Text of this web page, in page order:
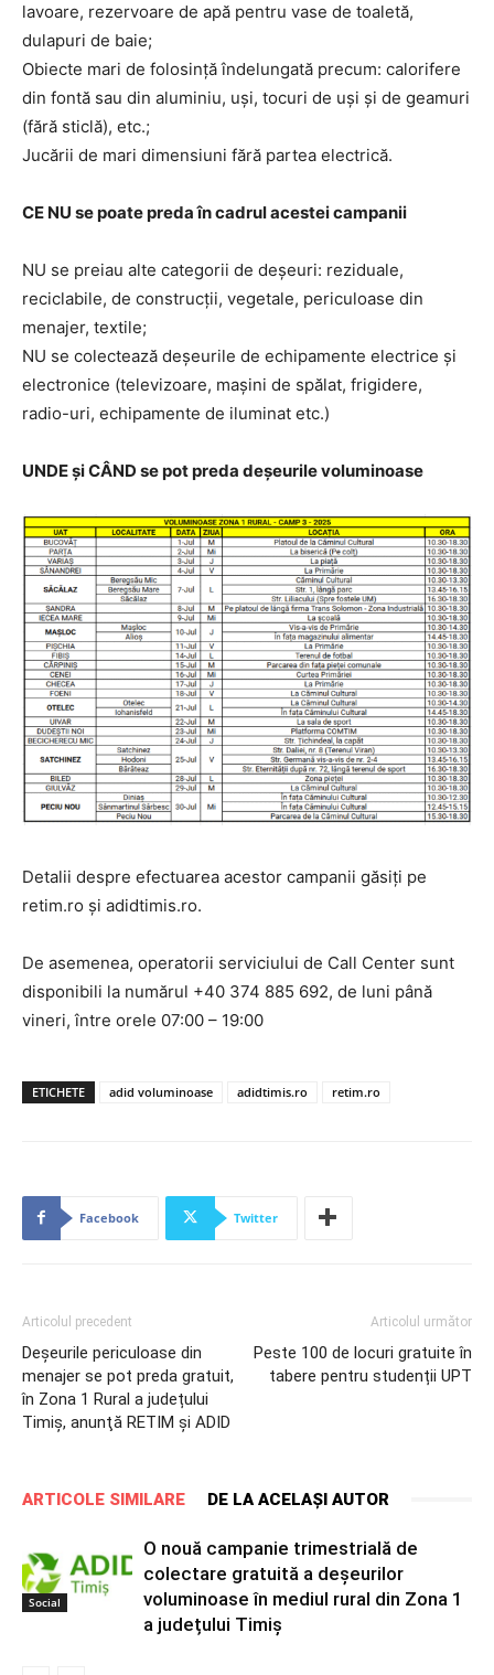
lavoare, rezervoare de apă pentru vase de toaletă,
dulapuri de baie;
Obiecte mari de folosință îndelungată precum: calorifere
din fontă sau din aluminiu, uși, tocuri de uși şi de geamuri
(fără sticlă), etc.;
Jucării de mari dimensiuni fără partea electrică.
CE NU se poate preda în cadrul acestei campanii
NU se preiau alte categorii de deșeuri: reziduale,
reciclabile, de construcții, vegetale, periculoase din
menajer, textile;
NU se colectează deșeurile de echipamente electrice și
electronice (televizoare, mașini de spălat, frigidere,
radio-uri, echipamente de iluminat etc.)
UNDE şi CÂND se pot preda deşeurile voluminoase
Detalii despre efectuarea acestor campanii găsiți pe
retim.ro și adidtimis.ro.
De asemenea, operatorii serviciului de Call Center sunt
disponibili la numărul +40 374 885 692, de luni până
vineri, între orele 07:00 – 19:00
ETICHETE adid voluminoase adidtimis.ro retim.ro
Facebook Twitter
Articolul precedent
Deșeurile periculoase din
menajer se pot preda gratuit,
în Zona 1 Rural a județului
Timiș, anunţă RETIM şi ADID
Articolul următor
Peste 100 de locuri gratuite în
tabere pentru studenții UPT
ARTICOLE SIMILARE DE LA ACELAȘI AUTOR
Social
O nouă campanie trimestrială de
colectare gratuită a deșeurilor
voluminoase în mediul rural din Zona 1
a județului Timiș